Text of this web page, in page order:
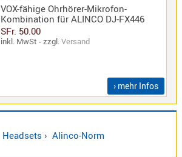
Sonstige
/
Standard
VOX-fähige Ohrhörer-Mikrofon-
Kombination für ALINCO DJ-FX446
SFr. 50.00
inkl. MwSt - zzgl.Versand
› mehr Infos
Headsets › Alinco-Norm